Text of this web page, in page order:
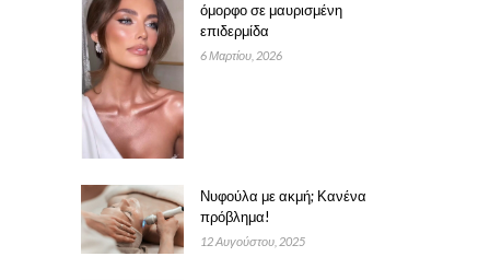
όμορφο σε μαυρισμένη
επιδερμίδα
6 Μαρτίου, 2026
Νυφούλα με ακμή; Κανένα
πρόβλημα!
12 Αυγούστου, 2025